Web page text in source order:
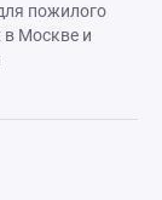
пожилого
Москве и